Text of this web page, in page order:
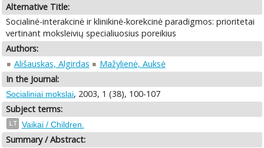
Alternative Title:
Socialinė-interakcinė ir klinikinė-korekcinė paradigmos: prioritetai
vertinant moksleivių specialiuosius poreikius
Authors:
Ališauskas, Algirdas
Mažylienė, Auksė
In the Journal:
Socialiniai mokslai, 2003, 1 (38), 100-107
Subject terms:
LT Vaikai / Children.
Summary / Abstract: